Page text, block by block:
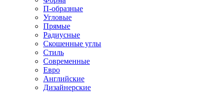
П-образные
Угловые
Прямые
Радиусные
Скошенные углы
Стиль
Современные
Евро
Английские
Дизайнерские